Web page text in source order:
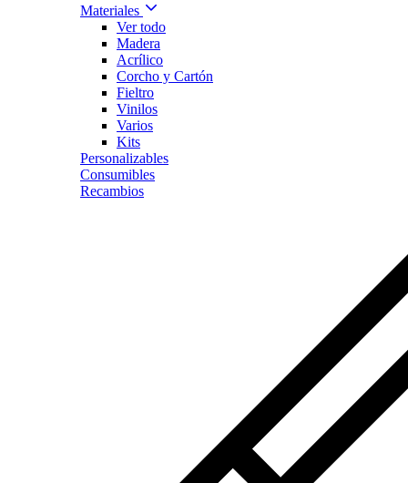
Materiales
Ver todo
Madera
Acrílico
Corcho y Cartón
Fieltro
Vinilos
Varios
Kits
Personalizables
Consumibles
Recambios